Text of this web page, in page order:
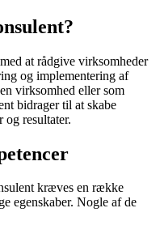
at rådgive virksomheder
og implementering af
virksomhed eller som
bidrager til at skabe
og resultater.
kræves en række
egenskaber. Nogle af de